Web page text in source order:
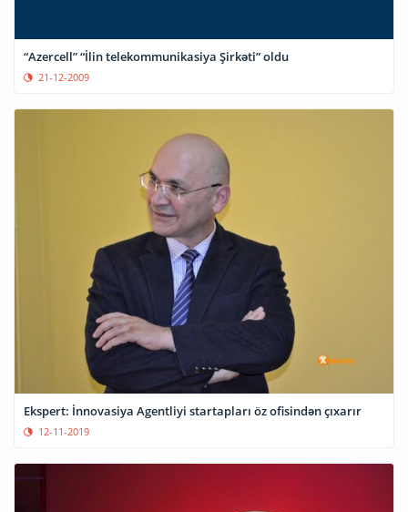
“Azercell” “İlin telekommunikasiya Şirkəti” oldu
21-12-2009
Ekspert: İnnovasiya Agentliyi startapları öz ofisindən çıxarır
12-11-2019